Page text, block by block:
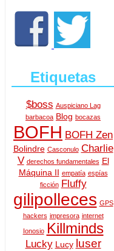
Etiquetas
$boss Auspiciano Lag
barbacoa Blog bocazas
BOFH BOFH Zen
Bolindre Casconulo Charlie
V derechos fundamentales El
Máquina II empatía espías
ficción
Fluffy
gilipolleces GPS
hackers impresora internet
Ionosio Killminds
Lucky Lucy luser